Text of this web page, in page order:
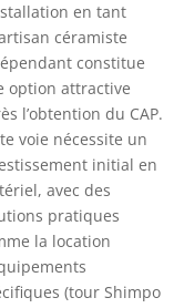
en tant
céramiste
constitue
option attractive
l’obtention du CAP.
voie nécessite un
initial en
avec des
pratiques
la location
(tour Shimpo